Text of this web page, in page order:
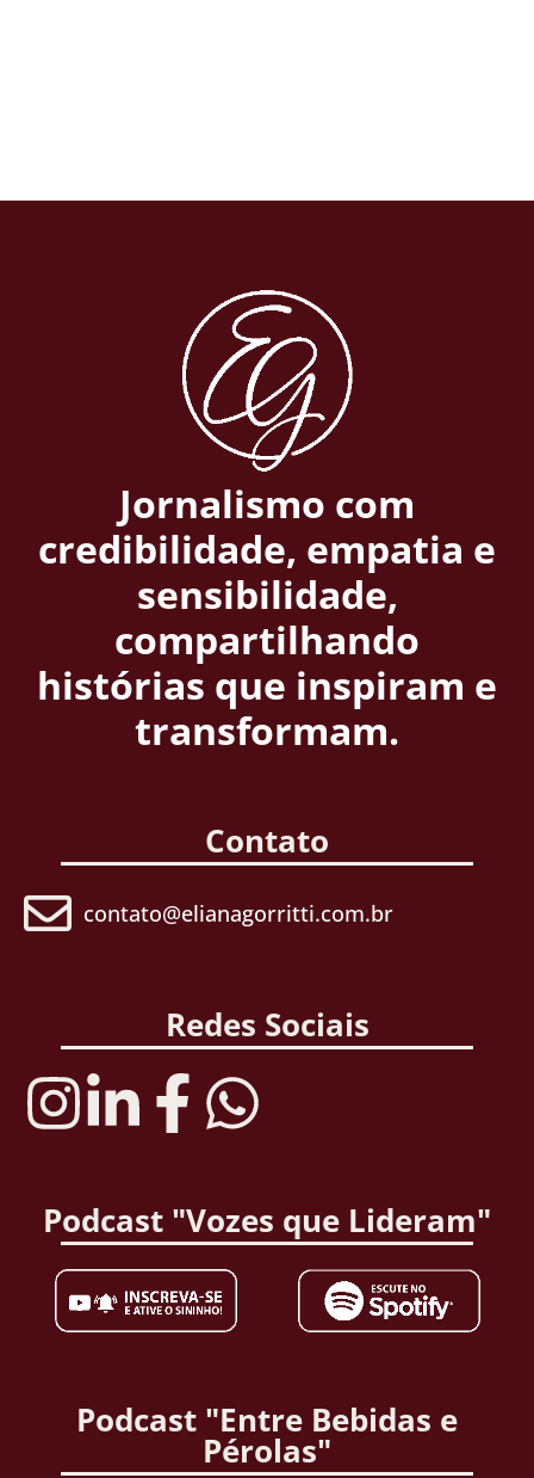
Jornalismo com
credibilidade, empatia e
sensibilidade,
compartilhando
histórias que inspiram e
transformam.
Contato
contato@elianagorritti.com.br
Redes Sociais
Podcast "Vozes que Lideram"
Podcast "Entre Bebidas e
Pérolas"